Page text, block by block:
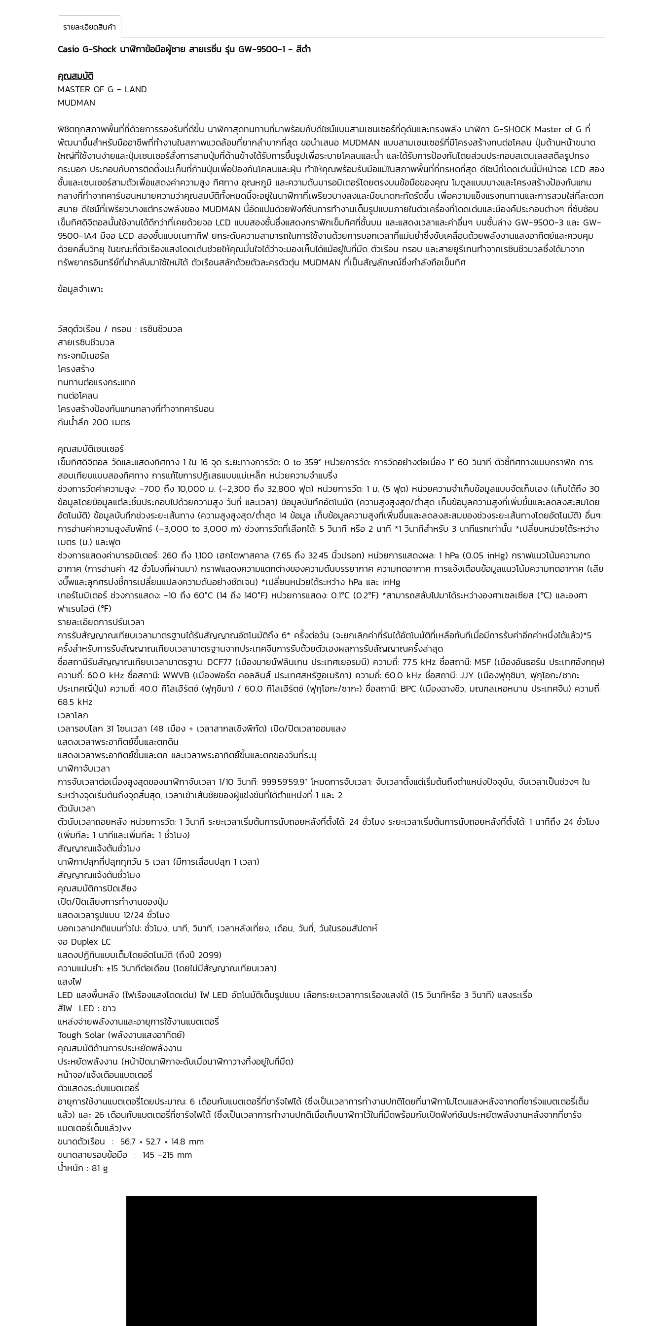
รายละเอียดสินค้า
Casio G-Shock นาฬิกาข้อมือผู้ชาย สายเรซิ่น รุ่น GW-9500-1 - สีดำ
คุณสมบัติ
MASTER OF G - LAND
MUDMAN
พิชิตทุกสภาพพื้นที่ที่ด้วยการรองรับที่ดีขึ้น นาฬิกาสุดทนทานที่มาพร้อมกับดีไซน์แบบสามเซนเซอร์ที่ดุดันและทรงพลัง นาฬิกา G-SHOCK Master of G ที่
พัฒนาขึ้นสำหรับมืออาชีพที่ทำงานในสภาพแวดล้อมที่ยากลำบากที่สุด ขอนำเสนอ MUDMAN แบบสามเซนเซอร์ที่มีโครงสร้างทนต่อโคลน ปุ่มด้านหน้าขนาด
ใหญ่ที่ใช้งานง่ายและปุ่มเซนเซอร์สั่งการสามปุ่มที่ด้านข้างได้รับการขึ้นรูปเพื่อระบายโคลนและน้ำ และได้รับการป้องกันโดยส่วนประกอบสเตนเลสสตีลรูปทรง
กระบอก ประกอบกับการติดตั้งปะเก็นที่ก้านปุ่มเพื่อป้องกันโคลนและฝุ่น ทำให้คุณพร้อมรับมือแม้ในสภาพพื้นที่ที่ทรหดที่สุด ดีไซน์ที่โดดเด่นนี้มีหน้าจอ LCD สอง
ชั้นและเซนเซอร์สามตัวเพื่อแสดงค่าความสูง ทิศทาง อุณหภูมิ และความดันบารอมิเตอร์โดยตรงบนข้อมือของคุณ โมดูลแบบบางและโครงสร้างป้องกันแกน
กลางที่ทำจากคาร์บอนหมายความว่าคุณสมบัติทั้งหมดนี้จะอยู่ในนาฬิกาที่เพรียวบางลงและมีขนาดกะทัดรัดขึ้น เพื่อความแข็งแรงทนทานและการสวมใส่ที่สะดวก
สบาย ดีไซน์ที่เพรียวบางแต่ทรงพลังของ MUDMAN นี้อัดแน่นด้วยฟังก์ชันการทำงานเต็มรูปแบบภายในตัวเครื่องที่โดดเด่นและมีองค์ประกอบต่างๆ ที่ซับซ้อน
เข็มทิศดิจิตอลนั้นใช้งานได้ดีกว่าที่เคยด้วยจอ LCD แบบสองชั้นซึ่งแสดงกราฟิกเข็มทิศที่ชั้นบน และแสดงเวลาและค่าอื่นๆ บนชั้นล่าง GW-9500-3 และ GW-
9500-1A4 มีจอ LCD สองชั้นแบบเนกาทีฟ ยกระดับความสามารถในการใช้งานด้วยการบอกเวลาที่แม่นยำซึ่งขับเคลื่อนด้วยพลังงานแสงอาทิตย์และควบคุม
ด้วยคลื่นวิทยุ ในขณะที่ตัวเรืองแสงโดดเด่นช่วยให้คุณมั่นใจได้ว่าจะมองเห็นได้แม้อยู่ในที่มืด ตัวเรือน กรอบ และสายยูรีเทนทำจากเรซินชีวมวลซึ่งได้มาจาก
ทรัพยากรอินทรีย์ที่นำกลับมาใช้ใหม่ได้ ตัวเรือนสลักด้วยตัวละครตัวตุ่น MUDMAN ที่เป็นสัญลักษณ์ซึ่งกำลังถือเข็มทิศ
ข้อมูลจำเพาะ
วัสดุตัวเรือน / กรอบ : เรซินชีวมวล
สายเรซินชีวมวล
กระจกมิเนอรัล
โครงสร้าง
ทนทานต่อแรงกระแทก
ทนต่อโคลน
โครงสร้างป้องกันแกนกลางที่ทำจากคาร์บอน
กันน้ำลึก 200 เมตร
คุณสมบัติเซนเซอร์
เข็มทิศดิจิตอล วัดและแสดงทิศทาง 1 ใน 16 จุด ระยะทางการวัด: 0 to 359° หน่วยการวัด: การวัดอย่างต่อเนื่อง 1° 60 วินาที ตัวชี้ทิศทางแบบกราฟิก การ
สอบเทียบแบบสองทิศทาง การแก้ไขการปฏิเสธแบบแม่เหล็ก หน่วยความจำแบริ่ง
ช่วงการวัดค่าความสูง: -700 ถึง 10,000 ม. (–2,300 ถึง 32,800 ฟุต) หน่วยการวัด: 1 ม. (5 ฟุต) หน่วยความจำเก็บข้อมูลแบบจัดเก็บเอง (เก็บได้ถึง 30
ข้อมูลโดยข้อมูลแต่ละชิ้นประกอบไปด้วยความสูง วันที่ และเวลา) ข้อมูลบันทึกอัตโนมัติ (ความสูงสูงสุด/ต่ำสุด เก็บข้อมูลความสูงที่เพิ่มขึ้นและลดลงสะสมโดย
อัตโนมัติ) ข้อมูลบันทึกช่วงระยะเส้นทาง (ความสูงสูงสุด/ต่ำสุด 14 ข้อมูล เก็บข้อมูลความสูงที่เพิ่มขึ้นและลดลงสะสมของช่วงระยะเส้นทางโดยอัตโนมัติ) อื่นๆ:
การอ่านค่าความสูงสัมพัทธ์ (–3,000 to 3,000 m) ช่วงการวัดที่เลือกได้: 5 วินาที หรือ 2 นาที *1 วินาทีสำหรับ 3 นาทีแรกเท่านั้น *เปลี่ยนหน่วยได้ระหว่าง
เมตร (ม.) และฟุต
ช่วงการแสดงค่าบารอมิเตอร์: 260 ถึง 1,100 เฮกโตพาสคาล (7.65 ถึง 32.45 นิ้วปรอท) หน่วยการแสดงผล: 1 hPa (0.05 inHg) กราฟแนวโน้มความกด
อากาศ (การอ่านค่า 42 ชั่วโมงที่ผ่านมา) กราฟแสดงความแตกต่างของความดันบรรยากาศ ความกดอากาศ การแจ้งเตือนข้อมูลแนวโน้มความกดอากาศ (เสีย
งบี๊พและลูกศรบ่งชี้การเปลี่ยนแปลงความดันอย่างชัดเจน) *เปลี่ยนหน่วยได้ระหว่าง hPa และ inHg
เทอร์โมมิเตอร์ ช่วงการแสดง: -10 ถึง 60°C (14 ถึง 140°F) หน่วยการแสดง: 0.1℃ (0.2℉) *สามารถสลับไปมาได้ระหว่างองศาเซลเซียส (℃) และองศา
ฟาเรนไฮต์ (℉)
รายละเอียดการปรับเวลา
การรับสัญญาณเทียบเวลามาตรฐานได้รับสัญญาณอัตโนมัติถึง 6* ครั้งต่อวัน (จะยกเลิกค่าที่รับได้อัตโนมัติที่เหลือทันทีเมื่อมีการรับค่าอีกค่าหนึ่งได้แล้ว)*5
ครั้งสำหรับการรับสัญญาณเทียบเวลามาตรฐานจากประเทศจีนการรับด้วยตัวเองผลการรับสัญญาณครั้งล่าสุด
ชื่อสถานีรับสัญญาณเทียบเวลามาตรฐาน: DCF77 (เมืองมายน์ฟลินเกน ประเทศเยอรมนี) ความถี่: 77.5 kHz ชื่อสถานี: MSF (เมืองอันธอร์น ประเทศอังกฤษ)
ความถี่: 60.0 kHz ชื่อสถานี: WWVB (เมืองฟอร์ต คอลลินส์ ประเทศสหรัฐอเมริกา) ความถี่: 60.0 kHz ชื่อสถานี: JJY (เมืองฟุกุชิมา, ฟุกุโอกะ/ซากะ
ประเทศญี่ปุ่น) ความถี่: 40.0 กิโลเฮิร์ตซ์ (ฟุกุชิมา) / 60.0 กิโลเฮิร์ตซ์ (ฟุกุโอกะ/ซากะ) ชื่อสถานี: BPC (เมืองฉางชิว, มณฑลเหอหนาน ประเทศจีน) ความถี่:
68.5 kHz
เวลาโลก
เวลารอบโลก 31 โซนเวลา (48 เมือง + เวลาสากลเชิงพิกัด) เปิด/ปิดเวลาออมแสง
แสดงเวลาพระอาทิตย์ขึ้นและตกดิน
แสดงเวลาพระอาทิตย์ขึ้นและตก และเวลาพระอาทิตย์ขึ้นและตกของวันที่ระบุ
นาฬิกาจับเวลา
การจับเวลาต่อเนื่องสูงสุดของนาฬิกาจับเวลา 1/10 วินาที: 999:59'59.9'' โหมดการจับเวลา: จับเวลาตั้งแต่เริ่มต้นถึงตำแหน่งปัจจุบัน, จับเวลาเป็นช่วงๆ ใน
ระหว่างจุดเริ่มต้นถึงจุดสิ้นสุด, เวลาเข้าเส้นชัยของผู้แข่งขันที่ได้ตำแหน่งที่ 1 และ 2
ตัวนับเวลา
ตัวนับเวลาถอยหลัง หน่วยการวัด: 1 วินาที ระยะเวลาเริ่มต้นการนับถอยหลังที่ตั้งได้: 24 ชั่วโมง ระยะเวลาเริ่มต้นการนับถอยหลังที่ตั้งได้: 1 นาทีถึง 24 ชั่วโมง
(เพิ่มทีละ 1 นาทีและเพิ่มทีละ 1 ชั่วโมง)
สัญญาณแจ้งต้นชั่วโมง
นาฬิกาปลุกที่ปลุกทุกวัน 5 เวลา (มีการเลื่อนปลุก 1 เวลา)
สัญญาณแจ้งต้นชั่วโมง
คุณสมบัติการปิดเสียง
เปิด/ปิดเสียงการทำงานของปุ่ม
แสดงเวลารูปแบบ 12/24 ชั่วโมง
บอกเวลาปกติแบบทั่วไป: ชั่วโมง, นาที, วินาที, เวลาหลังเที่ยง, เดือน, วันที่, วันในรอบสัปดาห์
จอ Duplex LC
แสดงปฏิทินแบบเต็มโดยอัตโนมัติ (ถึงปี 2099)
ความแม่นยำ: ±15 วินาทีต่อเดือน (โดยไม่มีสัญญาณเทียบเวลา)
แสงไฟ
LED แสงพื้นหลัง (ไฟเรืองแสงโดดเด่น) ไฟ LED อัตโนมัติเต็มรูปแบบ เลือกระยะเวลาการเรืองแสงได้ (1.5 วินาทีหรือ 3 วินาที) แสงระเรื่อ
สีไฟ LED : ขาว
แหล่งจ่ายพลังงานและอายุการใช้งานแบตเตอรี่
Tough Solar (พลังงานแสงอาทิตย์)
คุณสมบัติด้านการประหยัดพลังงาน
ประหยัดพลังงาน (หน้าปัดนาฬิกาจะดับเมื่อนาฬิกาวางทิ้งอยู่ในที่มืด)
หน้าจอ/แจ้งเตือนแบตเตอรี่
ตัวแสดงระดับแบตเตอรี่
อายุการใช้งานแบตเตอรี่โดยประมาณ: 6 เดือนกับแบตเตอรี่ที่ชาร์จไฟได้ (ซึ่งเป็นเวลาการทำงานปกติโดยที่นาฬิกาไม่โดนแสงหลังจากดที่ชาร์จแบตเตอรี่เต็ม
แล้ว) และ 26 เดือนกับแบตเตอรี่ที่ชาร์จไฟได้ (ซึ่งเป็นเวลาการทำงานปกติเมื่อเก็บนาฬิกาไว้ในที่มืดพร้อมกับเปิดฟังก์ชันประหยัดพลังงานหลังจากที่ชาร์จ
แบตเตอรี่เต็มแล้ว)vv
ขนาดตัวเรือน : 56.7 × 52.7 × 14.8 mm
ขนาดสายรอบข้อมือ : 145 -215 mm
น้ำหนัก : 81 g